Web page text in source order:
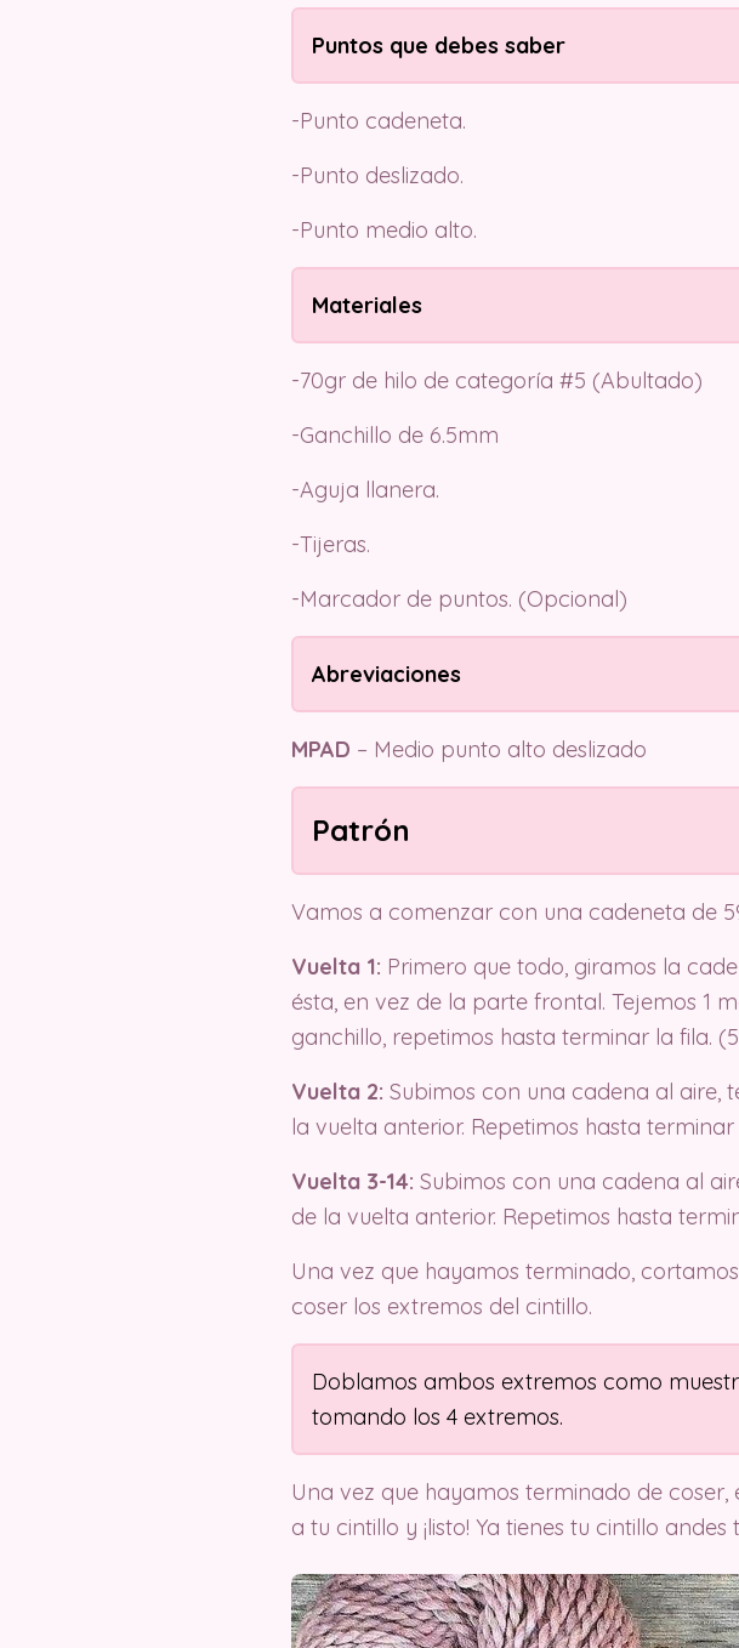
Puntos que debes saber
-Punto cadeneta.
-Punto deslizado.
-Punto medio alto.
Materiales
-70gr de hilo de categoría #5 (Abultado)
-Ganchillo de 6.5mm
-Aguja llanera.
-Tijeras.
-Marcador de puntos. (Opcional)
Abreviaciones
MPAD – Medio punto alto deslizado
Patrón
Vamos a comenzar con una cadeneta de
Vuelta 1: Primero que todo, giramos la
ésta, en vez de la parte frontal. Tejemos 1
ganchillo, repetimos hasta terminar la fila.
Vuelta 2: Subimos con una cadena al aire,
la vuelta anterior. Repetimos hasta terminar
Vuelta 3-14: Subimos con una cadena al
de la vuelta anterior. Repetimos hasta
Una vez que hayamos terminado,
coser los extremos del cintillo.
Doblamos ambos extremos como
tomando los 4 extremos.
Una vez que hayamos terminado de
a tu cintillo y ¡listo! Ya tienes tu cintillo